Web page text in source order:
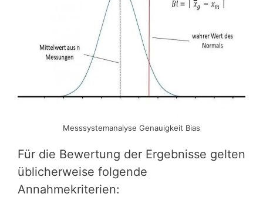
Messsystemanalyse Genauigkeit Bias
Für die Bewertung der Ergebnisse gelten
üblicherweise folgende
Annahmekriterien: